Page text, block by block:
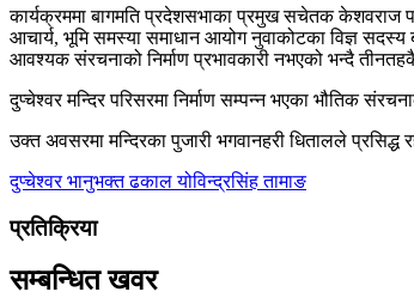
कार्यक्रममा बागमति प्रदेशसभाका प्रमुख सचेतक केशवराज
आचार्य, भूमि समस्या समाधान आयोग नुवाकोटका विज्ञ सदस्य
आवश्यक संरचनाको निर्माण प्रभावकारी नभएको भन्दै
दुप्चेश्वर मन्दिर परिसरमा निर्माण सम्पन्न भएका भौतिक
उक्त अवसरमा मन्दिरका पुजारी भगवानहरी धितालले प्रसिद्ध
दुप्चेश्वरभानुभक्त ढकालयोविन्द्रसिंह तामाङ
प्रतिक्रिया
सम्बन्धित खवर